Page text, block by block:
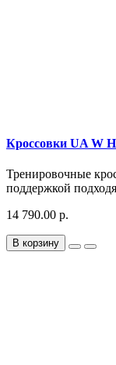
Кроссовки UA W
Тренировочные
поддержкой
14 790.00 р.
В корзину